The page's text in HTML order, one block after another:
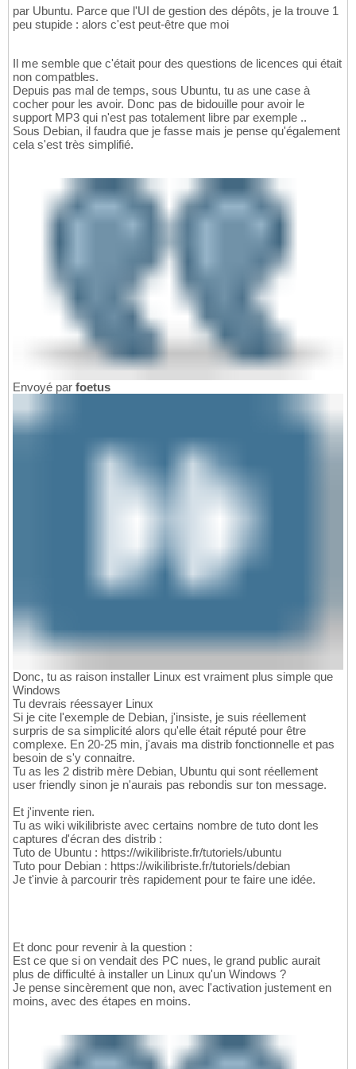
par Ubuntu. Parce que l'UI de gestion des dépôts, je la trouve 1
peu stupide : alors c'est peut-être que moi
Il me semble que c'était pour des questions de licences qui était
non compatbles.
Depuis pas mal de temps, sous Ubuntu, tu as une case à
cocher pour les avoir. Donc pas de bidouille pour avoir le
support MP3 qui n'est pas totalement libre par exemple ..
Sous Debian, il faudra que je fasse mais je pense qu'également
cela s'est très simplifié.
Envoyé par foetus
Donc, tu as raison installer Linux est vraiment plus simple que
Windows
Tu devrais réessayer Linux
Si je cite l'exemple de Debian, j'insiste, je suis réellement
surpris de sa simplicité alors qu'elle était réputé pour être
complexe. En 20-25 min, j'avais ma distrib fonctionnelle et pas
besoin de s'y connaitre.
Tu as les 2 distrib mère Debian, Ubuntu qui sont réellement
user friendly sinon je n'aurais pas rebondis sur ton message.
Et j'invente rien.
Tu as wiki wikilibriste avec certains nombre de tuto dont les
captures d'écran des distrib :
Tuto de Ubuntu : https://wikilibriste.fr/tutoriels/ubuntu
Tuto pour Debian : https://wikilibriste.fr/tutoriels/debian
Je t'invie à parcourir très rapidement pour te faire une idée.
Et donc pour revenir à la question :
Est ce que si on vendait des PC nues, le grand public aurait
plus de difficulté à installer un Linux qu'un Windows ?
Je pense sincèrement que non, avec l'activation justement en
moins, avec des étapes en moins.